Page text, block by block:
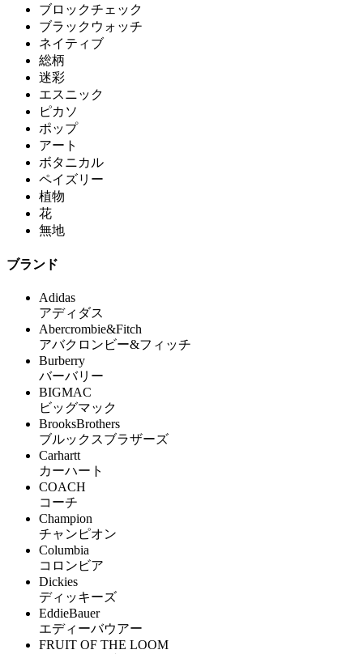
ブロックチェック
ブラックウォッチ
ネイティブ
総柄
迷彩
エスニック
ピカソ
ポップ
アート
ボタニカル
ペイズリー
植物
花
無地
ブランド
Adidas
アディダス
Abercrombie&Fitch
アバクロンビー&フィッチ
Burberry
バーバリー
BIGMAC
ビッグマック
BrooksBrothers
ブルックスブラザーズ
Carhartt
カーハート
COACH
コーチ
Champion
チャンピオン
Columbia
コロンビア
Dickies
ディッキーズ
EddieBauer
エディーバウアー
FRUIT OF THE LOOM